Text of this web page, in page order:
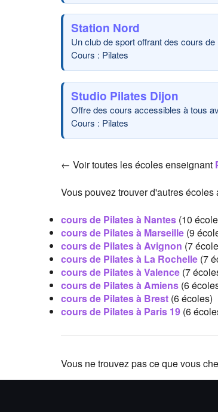
Station Nord
Un club de sport offrant des cours
Cours : Pilates
Studio Pilates Dijon
Offre des cours accessibles à tous
Cours : Pilates
← Voir toutes les écoles enseignant
Vous pouvez trouver d'autres
cours de Pilates à Nantes (10
cours de Pilates à Marseille (9
cours de Pilates à Avignon (7
cours de Pilates à La Rochelle (7
cours de Pilates à Valence (7
cours de Pilates à Amiens (6
cours de Pilates à Brest (6 écoles)
cours de Pilates à Paris 19 (6
Vous ne trouvez pas ce que vous